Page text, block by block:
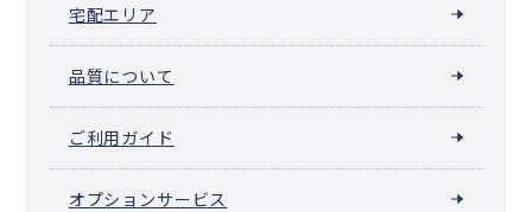
宅配エリア
品質について
ご利用ガイド
オプションサービス